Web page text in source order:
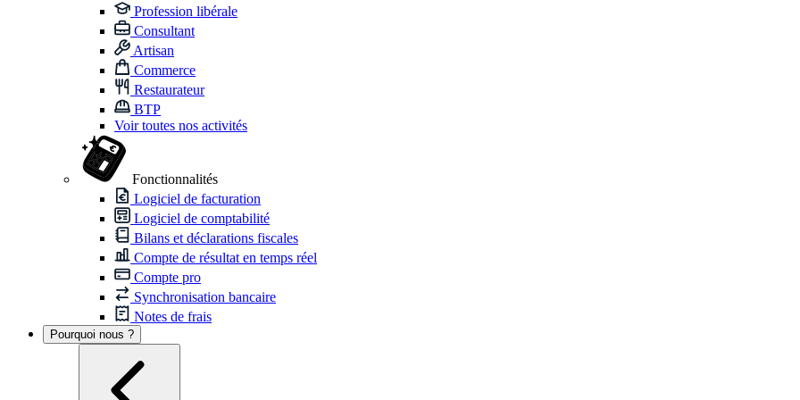
Profession libérale
Consultant
Artisan
Commerce
Restaurateur
BTP
Voir toutes nos activités
Fonctionnalités
Logiciel de facturation
Logiciel de comptabilité
Bilans et déclarations fiscales
Compte de résultat en temps réel
Compte pro
Synchronisation bancaire
Notes de frais
Pourquoi nous ?